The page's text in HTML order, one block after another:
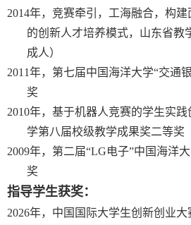
2014年，竞赛牵引，工海融合，构
的创新人才培养模式，山东省教
成人）
2011年，第七届中国海洋大学“交通
奖
2010年，基于机器人竞赛的学生实
学第八届校级教学成果奖二等奖
2009年，第二届“LG电子”中国海洋
奖
指导学生获奖：
2026年，中国国际大学生创新创业大